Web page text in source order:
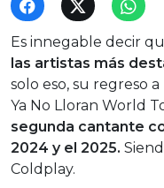
Es innegable decir
las artistas más
solo eso, su regreso
Ya No Lloran World
segunda cantante
2024 y el 2025.
Coldplay.